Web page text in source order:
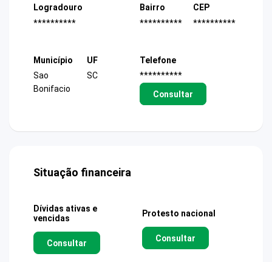
Logradouro
**********
Bairro
**********
CEP
**********
Município
Sao
Bonifacio
UF
SC
Telefone
**********
Consultar
Situação financeira
Dívidas ativas e
vencidas
Consultar
Protesto nacional
Consultar